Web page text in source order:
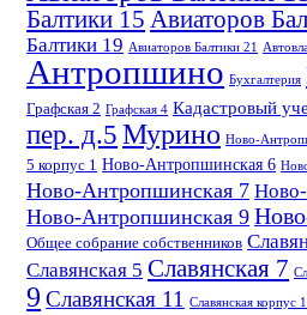
Балтики 15 Авиаторов
Балтики 19 Авиаторов Балтики 21
Антропшино Бухгалтерия
Графская 2 Графская 4 Кадастровый
пер. д.5Мурино Ново-
5 корпус 1 Ново-Антропшинская 6
Ново-Антропшинская 7
Ново-Антропшинская 9
Общее собрание собственников
Славянская 5 Славянская 7
9 Славянская 11 Славянская корпус 1